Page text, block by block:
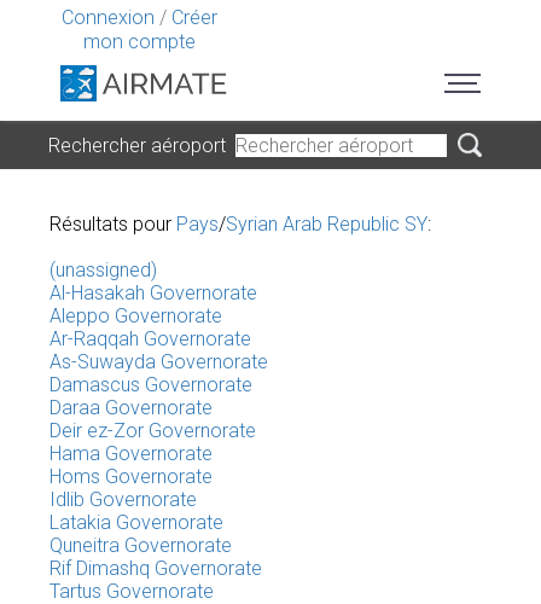
Connexion / Créer
mon compte
Rechercher aéroport
Résultats pour Pays/Syrian Arab Republic SY:
(unassigned)
Al-Hasakah Governorate
Aleppo Governorate
Ar-Raqqah Governorate
As-Suwayda Governorate
Damascus Governorate
Daraa Governorate
Deir ez-Zor Governorate
Hama Governorate
Homs Governorate
Idlib Governorate
Latakia Governorate
Quneitra Governorate
Rif Dimashq Governorate
Tartus Governorate